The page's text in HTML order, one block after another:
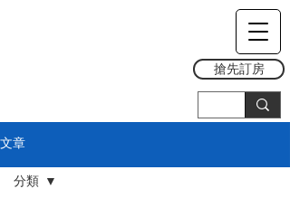
搶先訂房
文章
分類